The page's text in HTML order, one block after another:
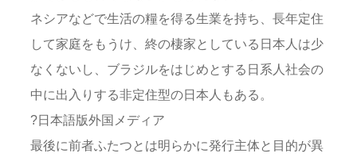
ネシアなどで生活の糧を得る生業を持ち、長年定住
して家庭をもうけ、終の棲家としている日本人は少
なくないし、ブラジルをはじめとする日系人社会の
中に出入りする非定住型の日本人もある。
?日本語版外国メディア
最後に前者ふたつとは明らかに発行主体と目的が異